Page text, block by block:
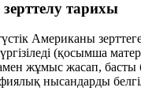
тарихы
Американы
(қосымша
жұмыс жасап, басты
нысандарды